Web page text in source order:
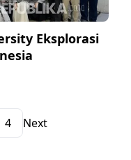
Eksplorasi
4 Next